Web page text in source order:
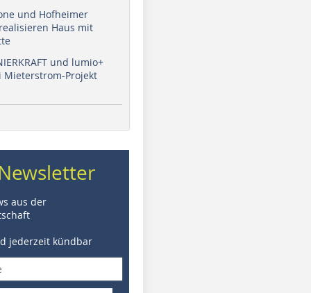
und Hofheimer
Haus mit
und lumio+
Mieterstrom-Projekt
aus der
jederzeit kündbar